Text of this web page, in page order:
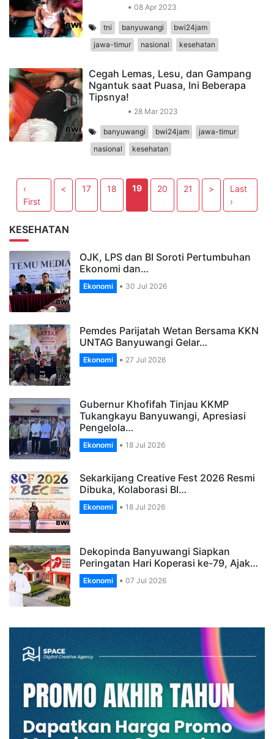
08 Apr 2023
tni banyuwangi
bwi24jam
jawa-timur
nasional kesehatan
Cegah Lemas, Lesu, dan Gampang
Ngantuk saat Puasa, Ini Beberapa
Tipsnya!
28 Mar 2023
banyuwangi bwi24jam
jawa-timur
nasional
kesehatan
‹
First
< 17 18 19 20 21 >
Last
›
KESEHATAN
OJK, LPS dan BI Soroti Pertumbuhan
Ekonomi dan…
Ekonomi 30 Jul 2026
Pemdes Parijatah Wetan Bersama KKN
UNTAG Banyuwangi Gelar…
Ekonomi 27 Jul 2026
Gubernur Khofifah Tinjau KKMP
Tukangkayu Banyuwangi, Apresiasi
Pengelola…
Ekonomi 18 Jul 2026
Sekarkijang Creative Fest 2026 Resmi
Dibuka, Kolaborasi BI…
Ekonomi 18 Jul 2026
Dekopinda Banyuwangi Siapkan
Peringatan Hari Koperasi ke-79, Ajak…
Ekonomi 07 Jul 2026